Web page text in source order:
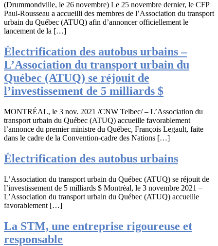
(Drummondville, le 26 novembre) Le 25 novembre dernier, le CFP
Paul-Rousseau a accueilli des membres de l’Association du transport
urbain du Québec (ATUQ) afin d’annoncer officiellement le
lancement de la […]
Électrification des autobus urbains –
L’Association du transport urbain du
Québec (ATUQ) se réjouit de
l’investissement de 5 milliards $
MONTRÉAL, le 3 nov. 2021 /CNW Telbec/ – L’Association du
transport urbain du Québec (ATUQ) accueille favorablement
l’annonce du premier ministre du Québec, François Legault, faite
dans le cadre de la Convention-cadre des Nations […]
Électrification des autobus urbains
L’Association du transport urbain du Québec (ATUQ) se réjouit de
l’investissement de 5 milliards $ Montréal, le 3 novembre 2021 –
L’Association du transport urbain du Québec (ATUQ) accueille
favorablement […]
La STM, une entreprise rigoureuse et
responsable